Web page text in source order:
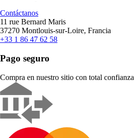
Contáctanos
11 rue Bernard Maris
37270 Montlouis-sur-Loire, Francia
+33 1 86 47 62 58
Pago seguro
Compra en nuestro sitio con total confianza